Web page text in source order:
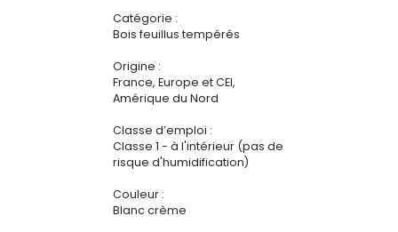
Catégorie :
Bois feuillus tempérés
Origine :
France, Europe et CEI,
Amérique du Nord
Classe d’emploi :
Classe 1 - à l'intérieur (pas de
risque d'humidification)
Couleur :
Blanc crème